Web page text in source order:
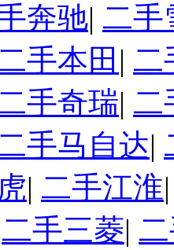
奔驰| 二手
手本田 | 二
手奇瑞| 二
手马自达|
| 二手江淮
二手三菱|